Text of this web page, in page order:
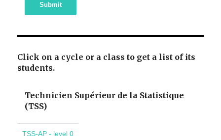
Submit
Click on a cycle or a class to get a list of its
students.
Technicien Supérieur de la Statistique
(TSS)
TSS-AP - level 0